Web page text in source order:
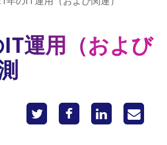
運用（および